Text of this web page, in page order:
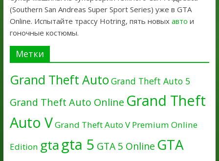
(Southern San Andreas Super Sport Series) уже в GTA
Online. Испытайте трассу Hotring, пять новых авто и
гоночные костюмы.
Метки
Grand Theft Auto Grand Theft Auto 5
Grand Theft Auto Online Grand Theft
Auto VGrand Theft Auto V Premium Online
Edition gtagta 5 GTA 5 Online GTA